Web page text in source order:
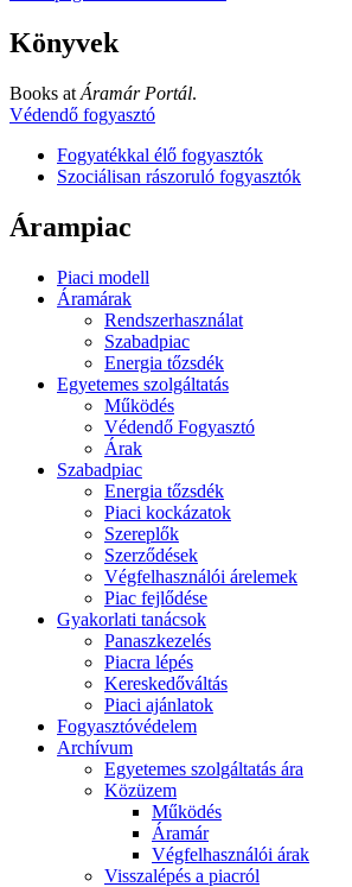
Könyvek
Books at Áramár Portál.
Védendő fogyasztó
Fogyatékkal élő fogyasztók
Szociálisan rászoruló fogyasztók
Árampiac
Piaci modell
Áramárak
Rendszerhasználat
Szabadpiac
Energia tőzsdék
Egyetemes szolgáltatás
Működés
Védendő Fogyasztó
Árak
Szabadpiac
Energia tőzsdék
Piaci kockázatok
Szereplők
Szerződések
Végfelhasználói árelemek
Piac fejlődése
Gyakorlati tanácsok
Panaszkezelés
Piacra lépés
Kereskedőváltás
Piaci ajánlatok
Fogyasztóvédelem
Archívum
Egyetemes szolgáltatás ára
Közüzem
Működés
Áramár
Végfelhasználói árak
Visszalépés a piacról